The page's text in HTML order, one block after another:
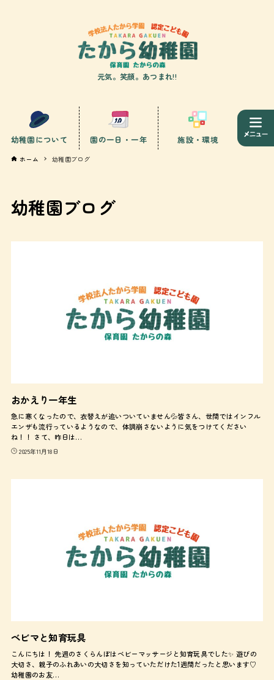
元気。笑顔。あつまれ!!
幼稚園について 園の一日・一年 施設・環境
ホーム 幼稚園ブログ
幼稚園ブログ
おかえり一年生
急に寒くなったので、衣替えが追いついていません💦皆さん、世間ではインフル
エンザも流行っているようなので、体調崩さないように気をつけてください
ね！！ さて、昨日は…
2025年11月18日
ベビマと知育玩具
こんにちは！ 先週のさくらんぼはベビーマッサージと知育玩具でした✨ 遊びの
大切さ、親子のふれあいの大切さを知っていただけた1週間だったと思います♡
幼稚園のお友…